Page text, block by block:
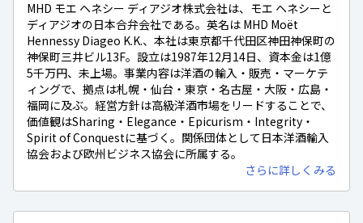
MHD モエ ヘネシー ディアジオ株式会社は、モエ ヘネシーと
ディアジオの日本合弁会社である。英名は MHD Moët
Hennessy Diageo K.K.、本社は東京都千代田区神田神保町の
神保町三井ビル13F。設立は1987年12月14日、資本金は1億
5千万円、未上場。事業内容は洋酒の輸入・販売・マーケテ
ィングで、拠点は札幌・仙台・東京・名古屋・大阪・広島・
福岡に及ぶ。経営方針は高級洋酒市場をリードすることで、
価値観はSharing・Elegance・Epicurism・Integrity・
Spirit of Conquestに基づく。関係団体として日本洋酒輸入
協会および欧州ビジネス協会に所属する。
さらに詳しくみる